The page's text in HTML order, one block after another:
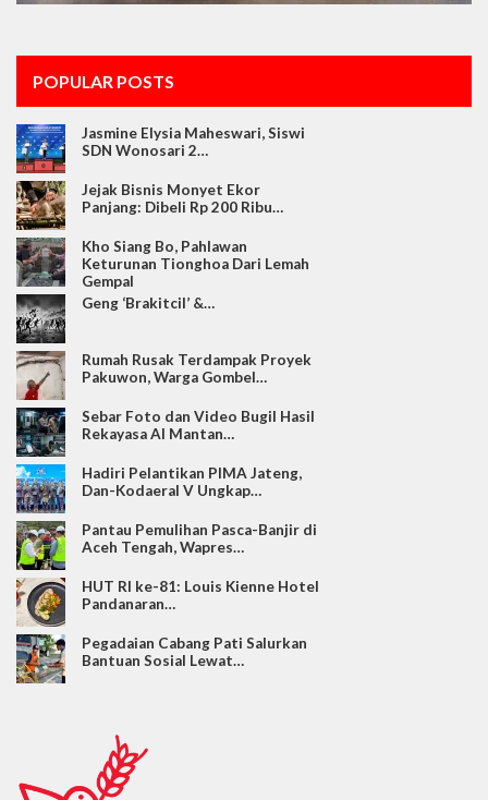
POPULAR POSTS
Jasmine Elysia Maheswari, Siswi
SDN Wonosari 2…
Jejak Bisnis Monyet Ekor
Panjang: Dibeli Rp 200 Ribu…
Kho Siang Bo, Pahlawan
Keturunan Tionghoa Dari Lemah
Gempal
Geng ‘Brakitcil’ &…
Rumah Rusak Terdampak Proyek
Pakuwon, Warga Gombel…
Sebar Foto dan Video Bugil Hasil
Rekayasa AI Mantan…
Hadiri Pelantikan PIMA Jateng,
Dan-Kodaeral V Ungkap…
Pantau Pemulihan Pasca-Banjir di
Aceh Tengah, Wapres…
HUT RI ke-81: Louis Kienne Hotel
Pandanaran…
Pegadaian Cabang Pati Salurkan
Bantuan Sosial Lewat…